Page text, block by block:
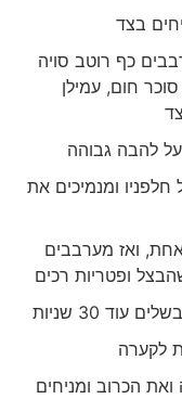
בצד
כף רוטב סויה
חום, עמילן
גבוהה
ומנמיכים את
ואז מערבבים
שניות
הכרוב ומניחים